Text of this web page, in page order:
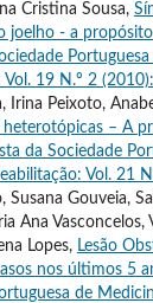
Cristina Sousa,
joelho - a
Vol. 19 N.º 2
Irina Peixoto,
heterotópicas – A
da Sociedade
Vol. 21
Susana Gouveia,
Ana Vasconcelos,
Lopes, Lesão
nos últimos 5
de